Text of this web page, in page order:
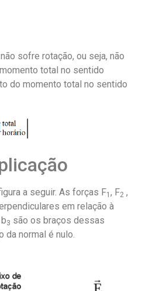
sofre rotação, ou seja, não
total no sentido
do momento total no sentido
a seguir. As forças F1 , F2 ,
em relação à
3 são os braços dessas
da normal é nulo.